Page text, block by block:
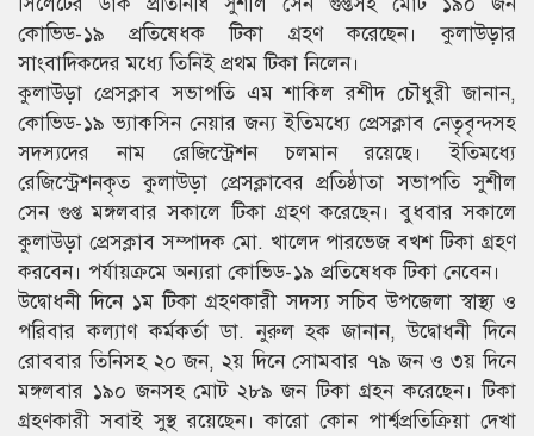
কোভিড-১৯ প্রতিষেধক টিকা গ্রহণ করেছেন। কুলাউড়ার
সাংবাদিকদের মধ্যে তিনিই প্রথম টিকা নিলেন।
কুলাউড়া প্রেসক্লাব সভাপতি এম শাকিল রশীদ চৌধুরী জানান,
কোভিড-১৯ ভ্যাকসিন নেয়ার জন্য ইতিমধ্যে প্রেসক্লাব নেতৃবৃন্দসহ
সদস্যদের নাম রেজিস্ট্রেশন চলমান রয়েছে। ইতিমধ্যে
রেজিস্ট্রেশনকৃত কুলাউড়া প্রেসক্লাবের প্রতিষ্ঠাতা সভাপতি সুশীল
সেন গুপ্ত মঙ্গলবার সকালে টিকা গ্রহণ করেছেন। বুধবার সকালে
কুলাউড়া প্রেসক্লাব সম্পাদক মো. খালেদ পারভেজ বখশ টিকা গ্রহণ
করবেন। পর্যায়ক্রমে অন্যরা কোভিড-১৯ প্রতিষেধক টিকা নেবেন।
উদ্বোধনী দিনে ১ম টিকা গ্রহণকারী সদস্য সচিব উপজেলা স্বাস্থ্য ও
পরিবার কল্যাণ কর্মকর্তা ডা. নুরুল হক জানান, উদ্বোধনী দিনে
রোববার তিনিসহ ২০ জন, ২য় দিনে সোমবার ৭৯ জন ও ৩য় দিনে
মঙ্গলবার ১৯০ জনসহ মোট ২৮৯ জন টিকা গ্রহন করেছেন। টিকা
গ্রহণকারী সবাই সুস্থ রয়েছেন। কারো কোন পার্শ্বপ্রতিক্রিয়া দেখা